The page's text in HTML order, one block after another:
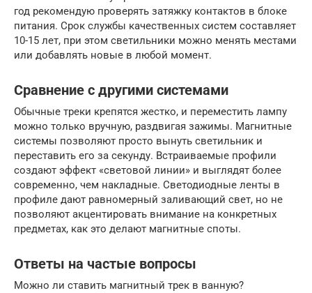
год рекомендую проверять затяжку контактов в блоке
питания. Срок службы качественных систем составляет
10-15 лет, при этом светильники можно менять местами
или добавлять новые в любой момент.
Сравнение с другими системами
Обычные треки крепятся жестко, и переместить лампу
можно только вручную, раздвигая зажимы. Магнитные
системы позволяют просто вынуть светильник и
переставить его за секунду. Встраиваемые профили
создают эффект «световой линии» и выглядят более
современно, чем накладные. Светодиодные ленты в
профиле дают равномерный заливающий свет, но не
позволяют акцентировать внимание на конкретных
предметах, как это делают магнитные споты.
Ответы на частые вопросы
Можно ли ставить магнитный трек в ванную?